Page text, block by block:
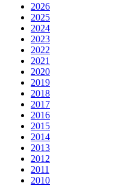
2026
2025
2024
2023
2022
2021
2020
2019
2018
2017
2016
2015
2014
2013
2012
2011
2010